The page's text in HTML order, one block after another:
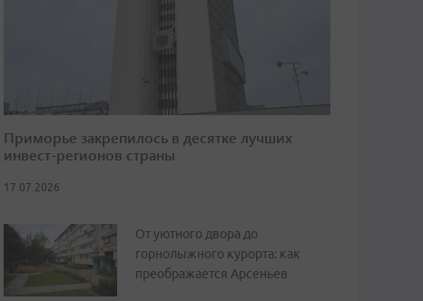
Приморье закрепилось в десятке лучших
инвест-регионов страны
17.07.2026
От уютного двора до
горнолыжного курорта: как
преображается Арсеньев